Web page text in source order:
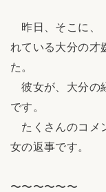
昨日、そこに、
れている大分の才
た。
彼女が、大分の
です。
たくさんのコメ
女の返事です。
〜〜〜〜〜〜